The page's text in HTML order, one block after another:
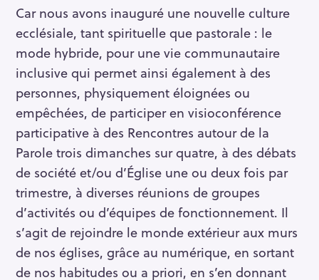
Car nous avons inauguré une nouvelle culture
ecclésiale, tant spirituelle que pastorale : le
mode hybride, pour une vie communautaire
inclusive qui permet ainsi également à des
personnes, physiquement éloignées ou
empêchées, de participer en visioconférence
participative à des Rencontres autour de la
Parole trois dimanches sur quatre, à des débats
de société et/ou d’Église une ou deux fois par
trimestre, à diverses réunions de groupes
d’activités ou d’équipes de fonctionnement. Il
s’agit de rejoindre le monde extérieur aux murs
de nos églises, grâce au numérique, en sortant
de nos habitudes ou a priori, en s’en donnant